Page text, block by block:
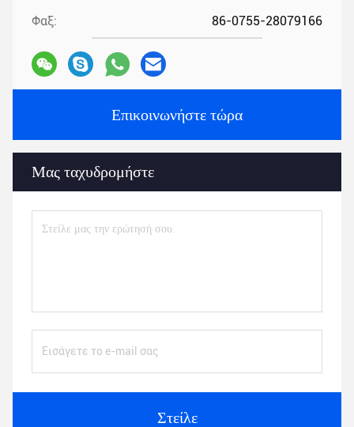
Φαξ: 86-0755-28079166
Επικοινωνήστε τώρα
Μας ταχυδρομήστε
Στείλε